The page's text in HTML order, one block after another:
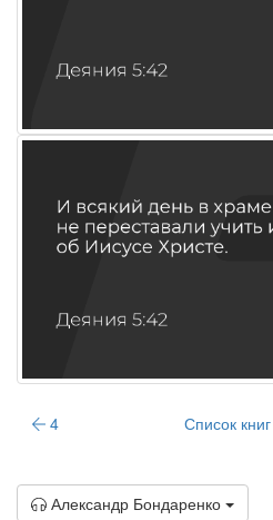
4 Список книг
Александр Бондаренко